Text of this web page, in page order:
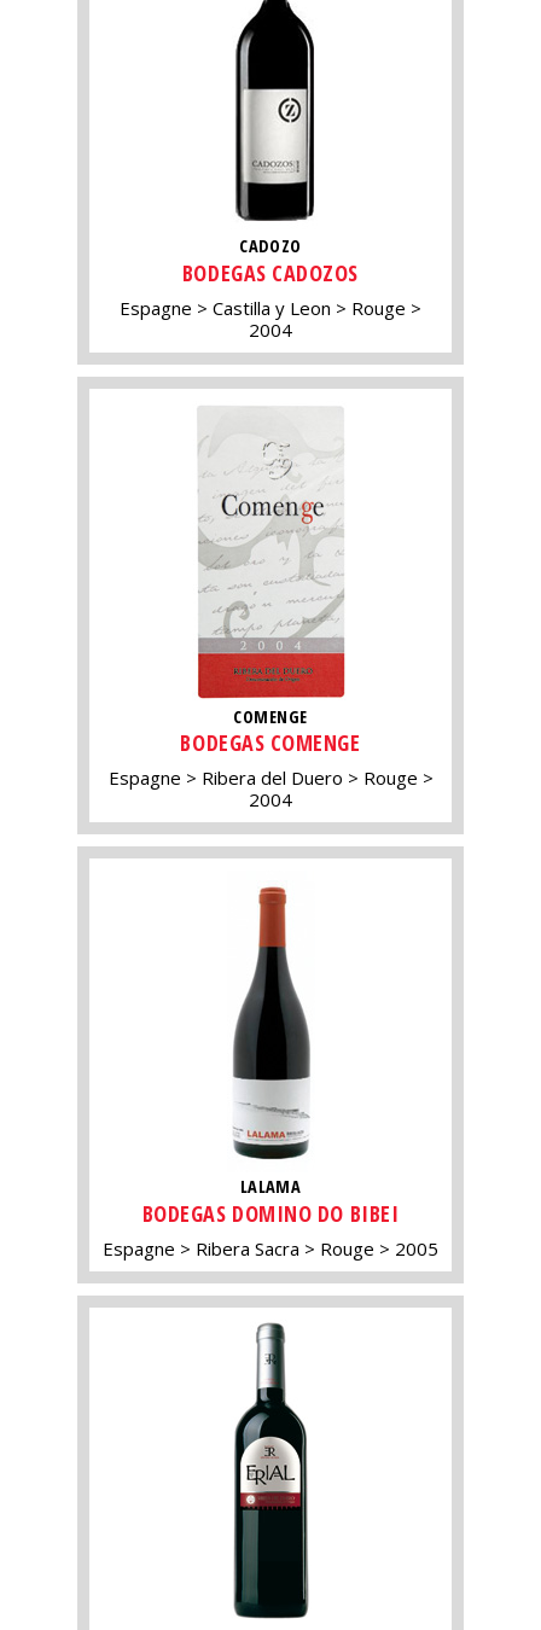
CADOZO
BODEGAS CADOZOS
Espagne Castilla y Leon
Rouge
2004
COMENGE
BODEGAS COMENGE
Espagne Ribera del Duero
Rouge
2004
LALAMA
BODEGAS DOMINO DO BIBEI
Espagne Ribera Sacra Rouge 2005